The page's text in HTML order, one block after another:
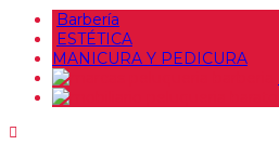
Barbería
ESTÉTICA
MANICURA Y PEDICURA